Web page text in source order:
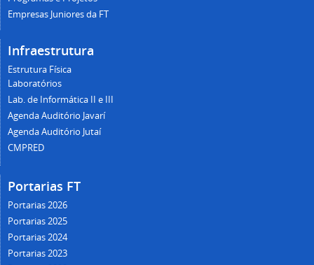
Empresas Juniores da FT
Infraestrutura
Estrutura Física
Laboratórios
Lab. de Informática II e III
Agenda Auditório Javarí
Agenda Auditório Jutaí
CMPRED
Portarias FT
Portarias 2026
Portarias 2025
Portarias 2024
Portarias 2023